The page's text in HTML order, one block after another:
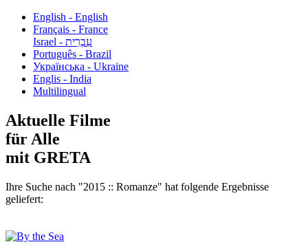
English - English
Français - France
עִבְרִית - Israel
Português - Brazil
Українська - Ukraine
Englis - India
Multilingual
Aktuelle Filme
für Alle
mit GRETA
Ihre Suche nach "2015 :: Romanze" hat folgende Ergebnisse
geliefert: